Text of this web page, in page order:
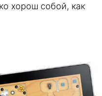
хорош собой, как